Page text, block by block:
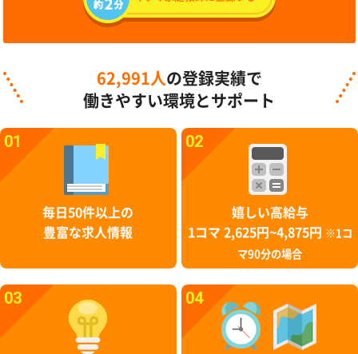
62,991人 の登録実績で
働きやすい環境とサポート
01
毎日50件以上の
豊富な求人情報
02
嬉しい高給与
1コマ 2,625円~4,875円
※1コ
マ90分の場合
03 04